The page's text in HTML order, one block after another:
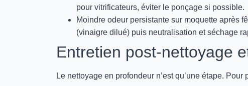
pour vitrificateurs, éviter le ponçage si possible.
Moindre odeur persistante sur moquette après
(vinaigre dilué) puis neutralisation et séchage
Entretien post-nettoyage
Le nettoyage en profondeur n’est qu’une étape. Pour